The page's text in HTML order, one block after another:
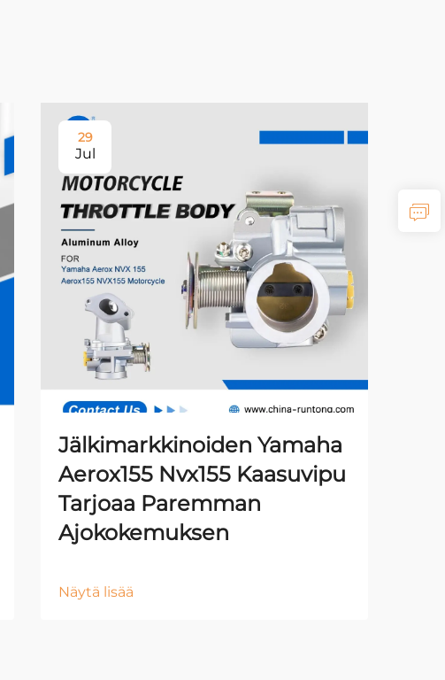
29
Jul
Jälkimarkkinoiden Yamaha
Aerox155 Nvx155 Kaasuvipu
Tarjoaa Paremman
Ajokokemuksen
Näytä lisää